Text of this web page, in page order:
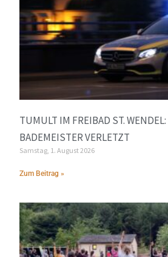
TUMULT IM FREIBAD ST. WENDEL:
BADEMEISTER VERLETZT
Samstag, 1. August 2026
Zum Beitrag »